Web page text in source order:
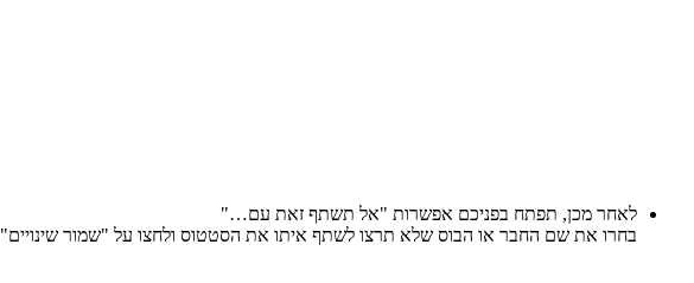
לאחר מכן, תפתח בפניכם אפשרות "אל תשתף זאת עם…"
בחרו את שם החבר או הבוס שלא תרצו לשתף איתו את הסטטוס ולחצו על "שמור שינויים"